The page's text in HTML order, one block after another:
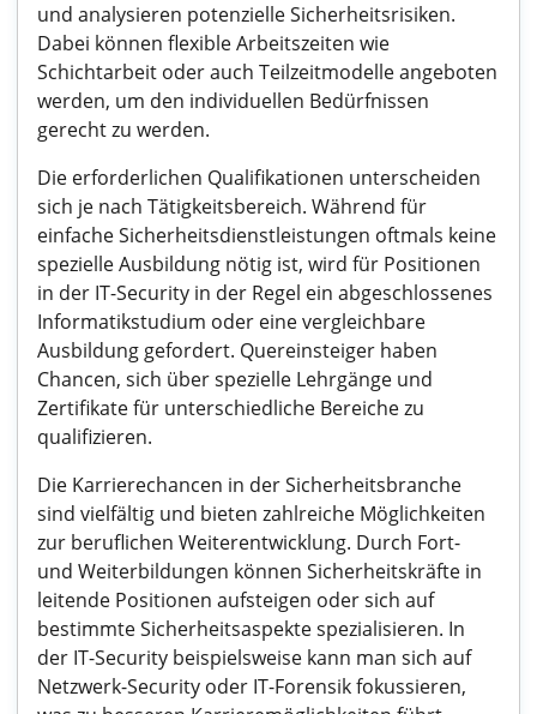
und analysieren potenzielle Sicherheitsrisiken.
Dabei können flexible Arbeitszeiten wie
Schichtarbeit oder auch Teilzeitmodelle angeboten
werden, um den individuellen Bedürfnissen
gerecht zu werden.
Die erforderlichen Qualifikationen unterscheiden
sich je nach Tätigkeitsbereich. Während für
einfache Sicherheitsdienstleistungen oftmals keine
spezielle Ausbildung nötig ist, wird für Positionen
in der IT-Security in der Regel ein abgeschlossenes
Informatikstudium oder eine vergleichbare
Ausbildung gefordert. Quereinsteiger haben
Chancen, sich über spezielle Lehrgänge und
Zertifikate für unterschiedliche Bereiche zu
qualifizieren.
Die Karrierechancen in der Sicherheitsbranche
sind vielfältig und bieten zahlreiche Möglichkeiten
zur beruflichen Weiterentwicklung. Durch Fort-
und Weiterbildungen können Sicherheitskräfte in
leitende Positionen aufsteigen oder sich auf
bestimmte Sicherheitsaspekte spezialisieren. In
der IT-Security beispielsweise kann man sich auf
Netzwerk-Security oder IT-Forensik fokussieren,